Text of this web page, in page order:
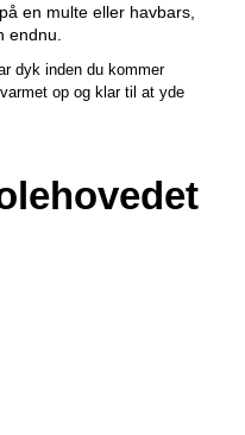
en multe eller havbars,
endnu.
dyk inden du kommer
op og klar til at yde